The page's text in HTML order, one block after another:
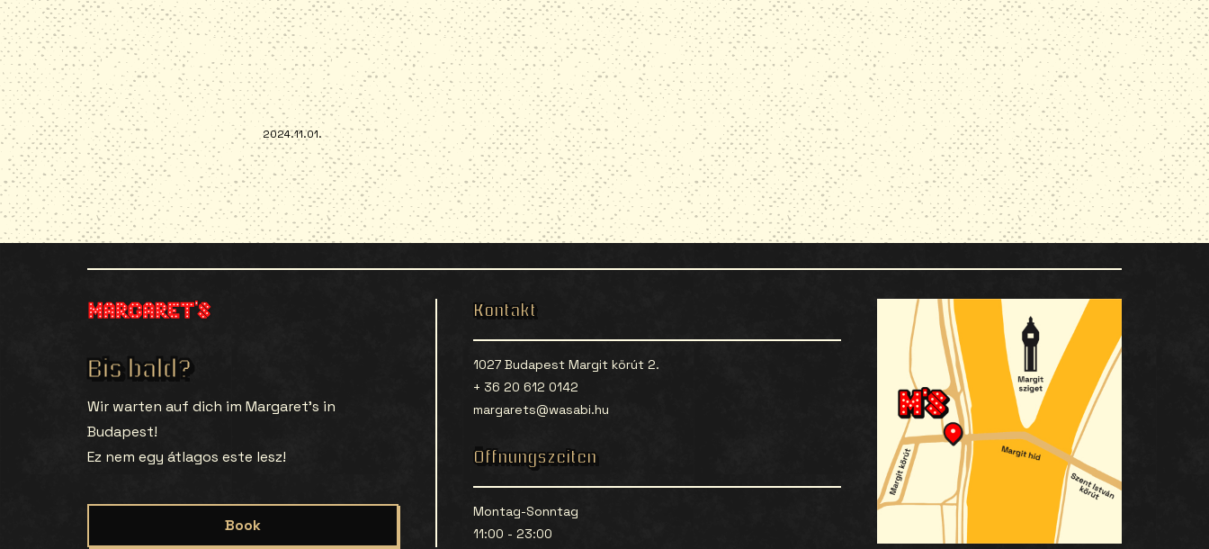
2024.11.01.
Bis bald?
Wir warten auf dich im Margaret’s in
Budapest!
Ez nem egy átlagos este lesz!
Book
Kontakt
1027 Budapest Margit körút 2.
+ 36 20 612 0142
margarets@wasabi.hu
Öffnungszeiten
Montag-Sonntag
11:00 - 23:00